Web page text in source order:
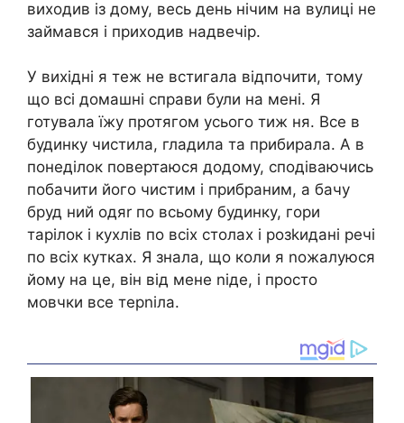
виходив із дому, весь день нічим на вулиці не
займався і приходив надвечір.
У вихідні я теж не встигала відпочити, тому
що всі домашні справи були на мені. Я
готувала їжу протягом усього тиж ня. Все в
будинку чистила, гладила та прибирала. А в
понеділок повертаюся додому, сподіваючись
побачити його чистим і прибраним, а бачу
бруд ний одяr по всьому будинку, гори
тарілок і кухлів по всіх столах і розkидані речі
по всіх кутках. Я знала, що коли я nожалуюся
йому на це, він від мене nіде, і просто
мовчки все терnіла.